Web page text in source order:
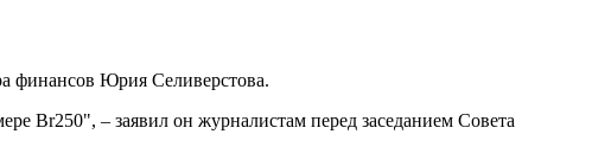
финансов Юрия Селиверстова.
Br250", – заявил он журналистам перед заседанием Совета